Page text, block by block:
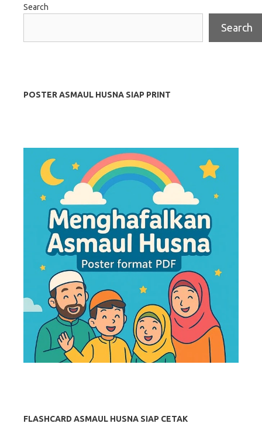
Search
Search
POSTER ASMAUL HUSNA SIAP PRINT
FLASHCARD ASMAUL HUSNA SIAP CETAK